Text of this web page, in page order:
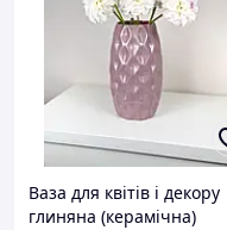
Ваза для квітів і декору
глиняна (керамічна)